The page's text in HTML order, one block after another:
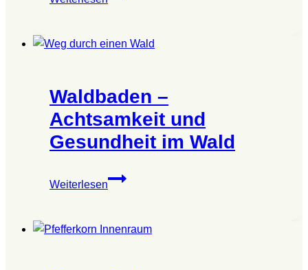
–
der
Utopie-
Akademie
Waldbaden –
Achtsamkeit und
Gesundheit im Wald
Weiterlesen
Waldbaden
und